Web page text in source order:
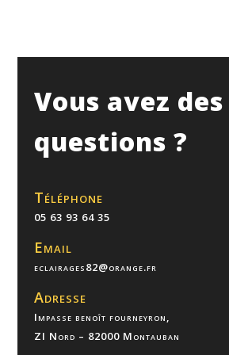
Vous avez des
questions ?
Téléphone
05 63 93 64 35
Email
eclairages82@orange.fr
Adresse
Impasse benoît fourneyron,
ZI Nord – 82000 Montauban